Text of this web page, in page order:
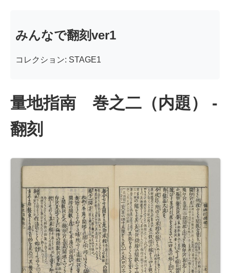
みんなで翻刻ver1
コレクション: STAGE1
量地指南 巻之二（内題） -
翻刻